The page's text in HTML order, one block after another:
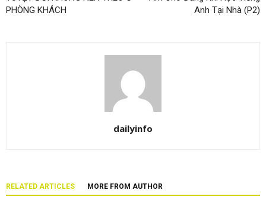
PHÒNG KHÁCH
Anh Tại Nhà (P2)
dailyinfo
RELATED ARTICLES MORE FROM AUTHOR